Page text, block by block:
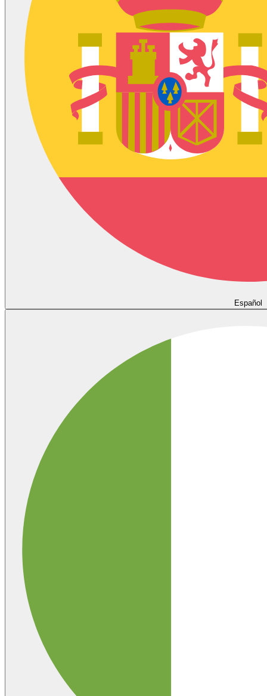
Español